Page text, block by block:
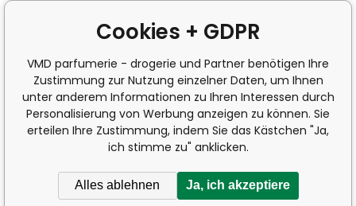
Cookies + GDPR
VMD parfumerie - drogerie und Partner benötigen Ihre
Zustimmung zur Nutzung einzelner Daten, um Ihnen
unter anderem Informationen zu Ihren Interessen durch
Personalisierung von Werbung anzeigen zu können. Sie
erteilen Ihre Zustimmung, indem Sie das Kästchen "Ja,
ich stimme zu" anklicken.
Alles ablehnen Ja, ich akzeptiere